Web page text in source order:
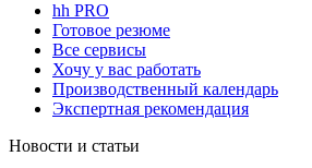
hh PRO
Готовое резюме
Все сервисы
Хочу у вас работать
Производственный календарь
Экспертная рекомендация
Новости и статьи